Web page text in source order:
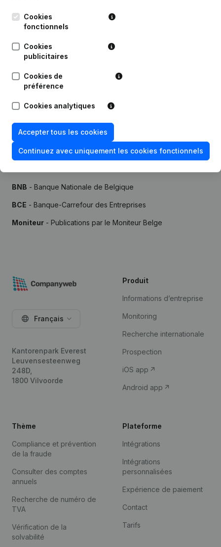
Choisissez des informations rapides ou des détails
Recevez des mises à jour sur les développements
importants
Essayer gratuitement Découvrir plus
Essai gratuit de 7 jours, aucune carte de crédit requise.
Sources
BNB - Banque Nationale de Belgique
BCE - Banque-Carrefour des Entreprises
Moniteur - Publications par le Moniteur Belge
Cookies
fonctionnels
Cookies
publicitaires
Cookies de
préférence
Cookies analytiques
Accepter tous les cookies
Continuez avec uniquement les cookies fonctionnels
Français
Kantorenpark Everest
Leuvensesteenweg
248D,
1800 Vilvoorde
Produit
Informations d’entreprise
Monitoring
Recherche internationale
Prospection
iOS app
Android app
Thème
Compliance et prévention
de la fraude
Consulter des comptes
annuels
Recherche de numéro de
TVA
Vérification de la
solvabilité
Plateforme
Intégrations
Intégrations
personnalisées
Expérience de paiement
Contact
Tarifs